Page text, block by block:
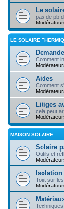
Le
pas de pb
LE SOLAIRE
Comment
Aides
Comment
Litiges
cela peut
MAISON SOLAIRE
Solaire
Outils et
Isolation
Tout sur